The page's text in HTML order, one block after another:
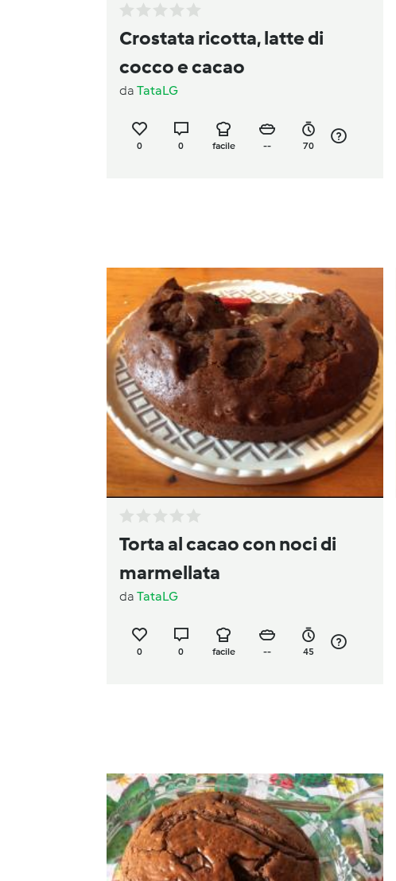
Crostata ricotta, latte di
cocco e cacao
da TataLG
0 0 facile -- 70
Torta al cacao con noci di
marmellata
da TataLG
0 0 facile -- 45